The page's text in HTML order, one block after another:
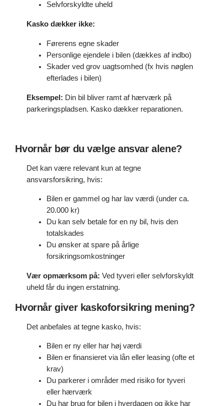
Selvforskyldte uheld
Kasko dækker ikke:
Førerens egne skader
Personlige ejendele i bilen (dækkes af indbo)
Skader ved grov uagtsomhed (fx hvis nøglen
efterlades i bilen)
Eksempel: Din bil bliver ramt af hærværk på
parkeringspladsen. Kasko dækker reparationen.
Hvornår bør du vælge ansvar alene?
Det kan være relevant kun at tegne
ansvarsforsikring, hvis:
Bilen er gammel og har lav værdi (under ca.
20.000 kr)
Du kan selv betale for en ny bil, hvis den
totalskades
Du ønsker at spare på årlige
forsikringsomkostninger
Vær opmærksom på: Ved tyveri eller selvforskyldt
uheld får du ingen erstatning.
Hvornår giver kaskoforsikring mening?
Det anbefales at tegne kasko, hvis:
Bilen er ny eller har høj værdi
Bilen er finansieret via lån eller leasing (ofte et
krav)
Du parkerer i områder med risiko for tyveri
eller hærværk
Du har brug for bilen i hverdagen og ikke har